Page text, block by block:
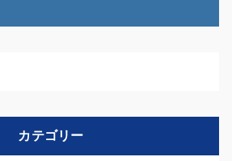
カテゴリー